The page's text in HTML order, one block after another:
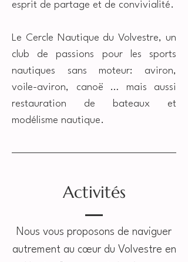
esprit de partage et de convivialité.
Le Cercle Nautique du Volvestre, un
club de passions pour les sports
nautiques sans moteur: aviron,
voile-aviron, canoë … mais aussi
restauration de bateaux et
modélisme nautique.
Activités
Nous vous proposons de naviguer
autrement au cœur du Volvestre en